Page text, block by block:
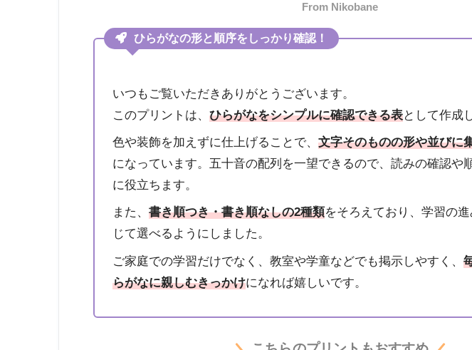
From Nikobane
ひらがなの形と順序をしっかり確認！
いつもご覧いただきありがとうございます。
このプリントは、 ひらがなをシンプルに確認できる表として作成
色や装飾を加えずに仕上げることで、 文字そのものの形や並びに
になっています。五十音の配列を一望できるので、読みの確認や
に役立ちます。
また、 書き順つき・書き順なしの2種類をそろえており、学習の
じて選べるようにしました。
ご家庭での学習だけでなく、教室や学童などでも掲示しやすく、
らがなに親しむきっかけになれば嬉しいです。